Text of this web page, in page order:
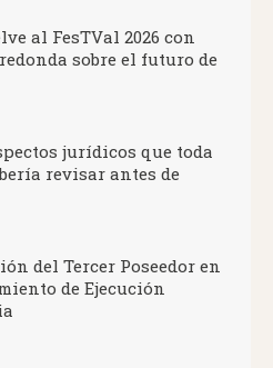
al FesTVal 2026 con
sobre el futuro de
jurídicos que toda
revisar antes de
del Tercer Poseedor en
de Ejecución